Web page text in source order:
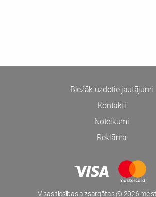
Biežāk uzdotie jautājumi
Kontakti
Noteikumi
Reklāma
Visas tiesības aizsargātas @ 2026